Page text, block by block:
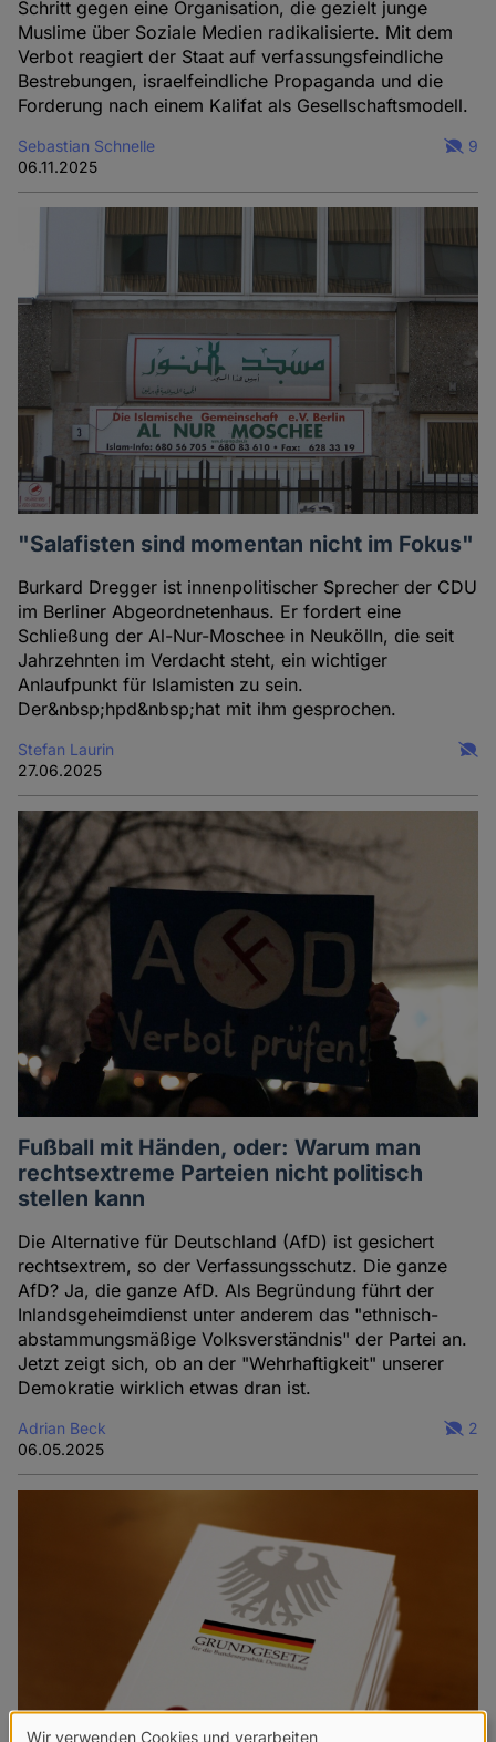
Schritt gegen eine Organisation, die gezielt junge
Muslime über Soziale Medien radikalisierte. Mit dem
Verbot reagiert der Staat auf verfassungsfeindliche
Bestrebungen, israelfeindliche Propaganda und die
Forderung nach einem Kalifat als Gesellschaftsmodell.
Sebastian Schnelle
06.11.2025
9
"Salafisten sind momentan nicht im Fokus"
Burkard Dregger ist innenpolitischer Sprecher der CDU
im Berliner Abgeordnetenhaus. Er fordert eine
Schließung der Al-Nur-Moschee in Neukölln, die seit
Jahrzehnten im Verdacht steht, ein wichtiger
Anlaufpunkt für Islamisten zu sein.
Der&nbsp;hpd&nbsp;hat mit ihm gesprochen.
Stefan Laurin
27.06.2025
Fußball mit Händen, oder: Warum man
rechtsextreme Parteien nicht politisch
stellen kann
Die Alternative für Deutschland (AfD) ist gesichert
rechtsextrem, so der Verfassungsschutz. Die ganze
AfD? Ja, die ganze AfD. Als Begründung führt der
Inlandsgeheimdienst unter anderem das "ethnisch-
abstammungsmäßige Volksverständnis" der Partei an.
Jetzt zeigt sich, ob an der "Wehrhaftigkeit" unserer
Demokratie wirklich etwas dran ist.
Adrian Beck
06.05.2025
2
Wir verwenden Cookies und verarbeiten